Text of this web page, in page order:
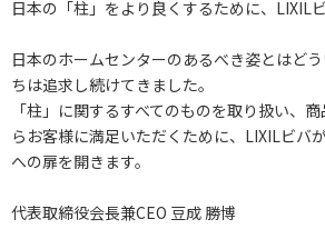
日本の「柱」をより良くするために、LIXIL
日本のホームセンターのあるべき姿とはど
ちは追求し続けてきました。
「柱」に関するすべてのものを取り扱い、
らお客様に満足いただくために、LIXILビバ
への扉を開きます。
代表取締役会長兼CEO 豆成 勝博